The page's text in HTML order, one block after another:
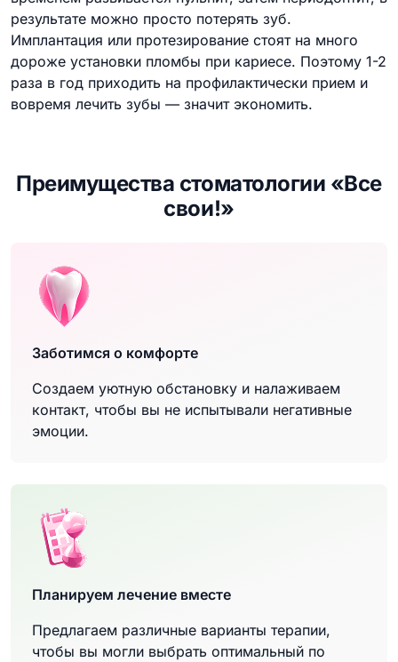
результате можно просто потерять зуб.
Имплантация или протезирование стоят на много
дороже установки пломбы при кариесе. Поэтому 1-2
раза в год приходить на профилактически прием и
вовремя лечить зубы — значит экономить.
Преимущества стоматологии «Все
свои!»
Заботимся о комфорте
Создаем уютную обстановку и налаживаем
контакт, чтобы вы не испытывали негативные
эмоции.
Планируем лечение вместе
Предлагаем различные варианты терапии,
чтобы вы могли выбрать оптимальный по